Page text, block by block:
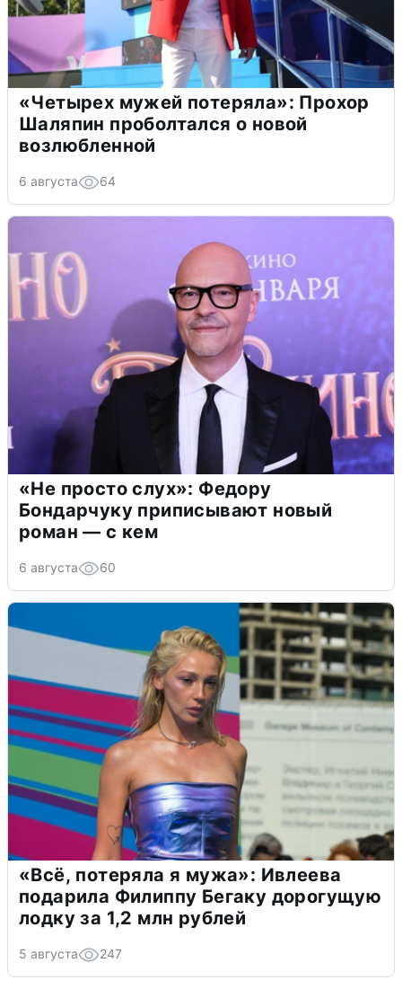
«Четырех мужей потеряла»: Прохор
Шаляпин проболтался о новой
возлюбленной
6 августа 64
«Не просто слух»: Федору
Бондарчуку приписывают новый
роман — с кем
6 августа 60
«Всё, потеряла я мужа»: Ивлеева
подарила Филиппу Бегаку дорогущую
лодку за 1,2 млн рублей
5 августа 247